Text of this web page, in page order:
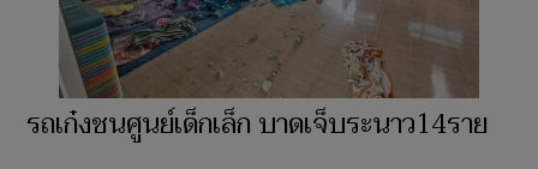
รถเก๋งชนศูนย์เด็กเล็ก บาดเจ็บระนาว14ราย